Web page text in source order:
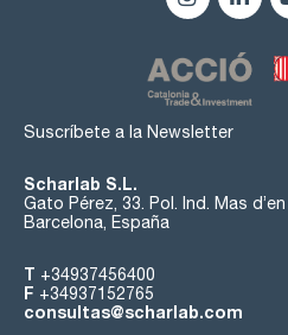
Suscríbete a la Newsletter
Scharlab S.L.
Gato Pérez, 33. Pol. Ind. Mas
Barcelona, España
T +34937456400
F +34937152765
consultas@scharlab.com